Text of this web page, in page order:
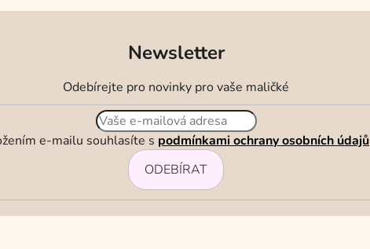
Newsletter
Odebírejte pro novinky pro vaše maličké
e-mailu souhlasíte s podmínkami ochrany osobních údajů
ODEBÍRAT